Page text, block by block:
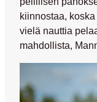
kiinnostaa,
vielä nauttia
mahdollista,